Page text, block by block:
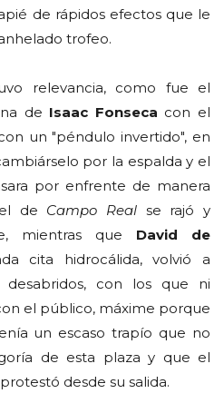
de rápidos efectos que le
trofeo.
relevancia, como fue el
de Isaac Fonseca con el
un "péndulo invertido", en
por la espalda y el
por enfrente de manera
de Campo Real se rajó y
mientras que David de
cita hidrocálida, volvió a
con los que ni
el público, máxime porque
un escaso trapío que no
de esta plaza y que el
desde su salida.